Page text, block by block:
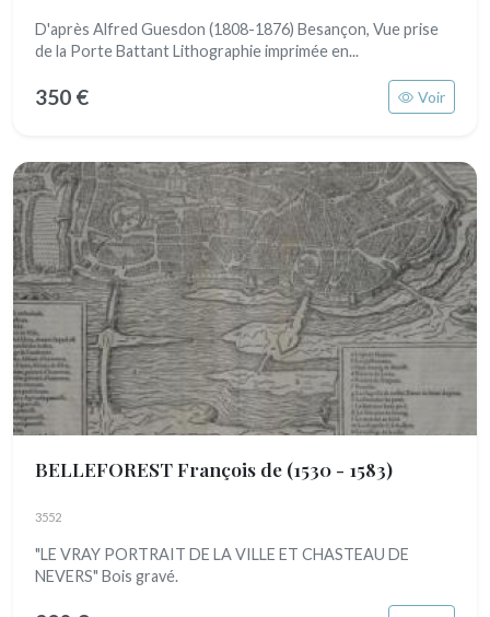
D'après Alfred Guesdon (1808-1876) Besançon, Vue prise
de la Porte Battant Lithographie imprimée en...
350 € Voir
BELLEFOREST François de (1530 - 1583)
3552
"LE VRAY PORTRAIT DE LA VILLE ET CHASTEAU DE
NEVERS" Bois gravé.